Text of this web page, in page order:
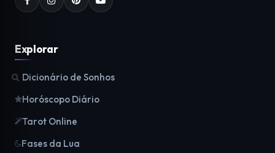
Explorar
Dicionário de Sonhos
Horóscopo Diário
Tarot Online
Fases da Lua